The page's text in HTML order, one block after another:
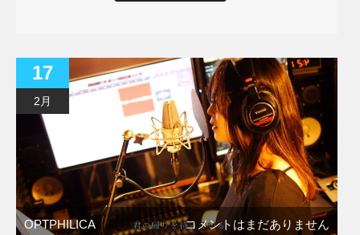
17
2月
OPTPHILICA コメントはまだありません